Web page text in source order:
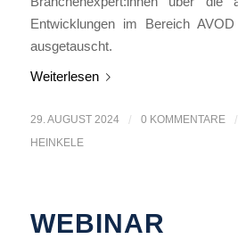
Entwicklungen im Bereich
ausgetauscht.
Weiterlesen
29. AUGUST 2024 / 0 KOMMENTARE /
HEINKELE
WEBINAR